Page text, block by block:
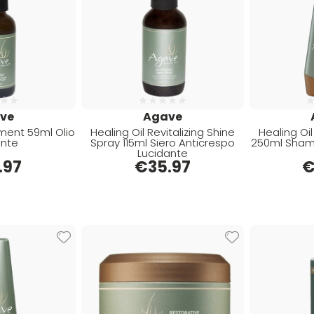
59ml Olio
Agave
Healing Oil Revitalizing Shine
Spray 115ml Siero Anticrespo
Lucidante
€35.97
Healing
250ml